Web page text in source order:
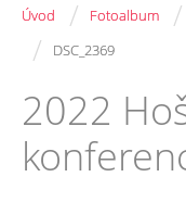
Úvod / Fotoalbum /
/ DSC_2369
2022